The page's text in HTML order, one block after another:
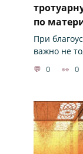
по
При
важно не
0 0